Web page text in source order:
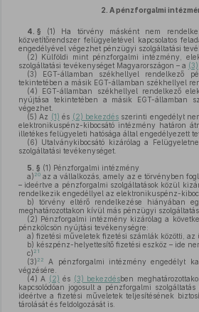
2. A pénzforgalmi
4. § (1) Ha törvény másként nem
közvetítőrendszer felügyeletével kapcsolatos
engedélyével végezhet pénzügyi szolgáltatási
(2) Külföldi mint pénzforgalmi intézmény,
szolgáltatási tevékenységet Magyarországon – a (3)
(3) EGT-államban székhellyel rendelkező
tekintetében a másik EGT-államban székhellyel
(4) EGT-államban székhellyel rendelkező
nyújtása tekintetében a másik EGT-államban
végezhet.
(5) Az (1) és (2) bekezdésszerinti engedélyt
elektronikuspénz-kibocsátó intézmény határon
illetékes felügyeleti hatósága által engedélyezett
(6) Utalványkibocsátó kizárólag a
szolgáltatási tevékenységet.
5. § (1) Pénzforgalmi intézmény
a) 20az a vállalkozás, amely az e törvényben
– ideértve a pénzforgalmi szolgáltatások közül
rendelkezik engedéllyel az elektronikuspénz-
b) törvény eltérő rendelkezése hiányában
meghatározottakon kívül más pénzügyi
(2) Pénzforgalmi intézmény kizárólag a
pénzkölcsön nyújtási tevékenységre:
a) fizetési műveletek fizetési számlák közötti,
b) készpénz-helyettesítő fizetési eszköz – ide
c) 21
(3) 22
A pénzforgalmi intézmény engedélyt
végzésére.
(4) A (2) és (3) bekezdésben
kapcsolódóan jogosult a pénzforgalmi
ideértve a fizetési műveletek teljesítésének
tárolását és feldolgozását is.